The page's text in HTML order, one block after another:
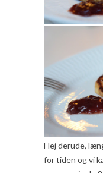
Hej derude,
for tiden og vi